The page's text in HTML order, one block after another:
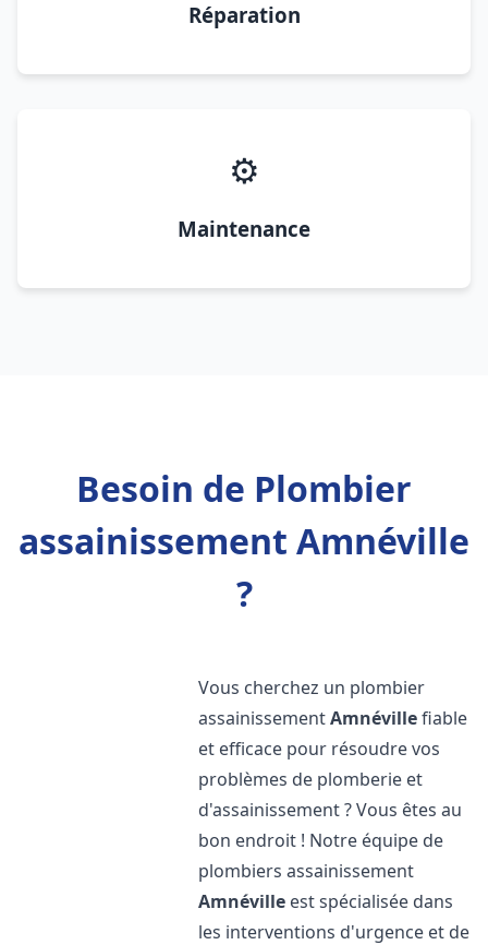
Réparation
⚙️
Maintenance
Besoin de Plombier
assainissement Amnéville
?
Vous cherchez un plombier
assainissementAmnévillefiable
et efficace pour résoudre vos
problèmes de plomberie et
d'assainissement ? Vous êtes au
bon endroit ! Notre équipe de
plombiers assainissement
Amnéville est spécialisée dans
les interventions d'urgence et de